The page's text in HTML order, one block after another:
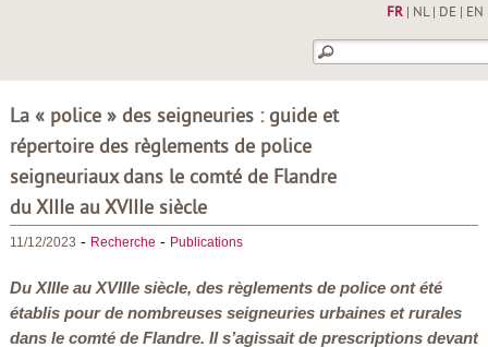
FR| NL| DE EN
La « police » des seigneuries : guide et
répertoire des règlements de police
seigneuriaux dans le comté de Flandre
du XIIIe au XVIIIe siècle
11/12/2023 - Recherche - Publications
Du XIIIe au XVIIIe siècle, des règlements de police ont été
établis pour de nombreuses seigneuries urbaines et rurales
dans le comté de Flandre. Il s’agissait de prescriptions devant